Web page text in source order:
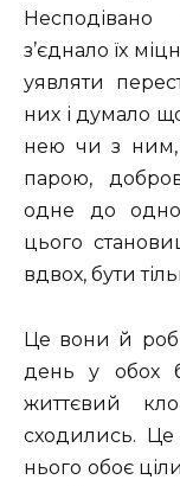
з’єднало їх
уявляти
них і думало
нею чи з ним,
парою,
одне до
цього
вдвох, бути
Це вони й
день у обох
життєвий
сходились.
нього обоє